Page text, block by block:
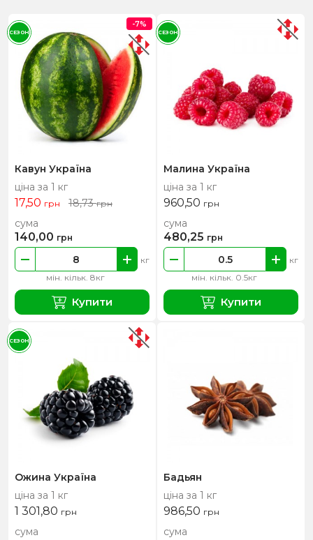
Кавун Україна
ціна за 1 кг
17,50 грн 18,73грн
мін. кільк. 8кг
кг
сума
140,00 грн
Купити
-7%
СЕЗОН
Малина Україна
ціна за 1 кг
960,50 грн
мін. кільк. 0.5кг
кг
сума
480,25 грн
Купити
СЕЗОН
Ожина Україна
ціна за 1 кг
1 301,80 грн
сума
СЕЗОН
Бадьян
ціна за 1 кг
986,50 грн
сума